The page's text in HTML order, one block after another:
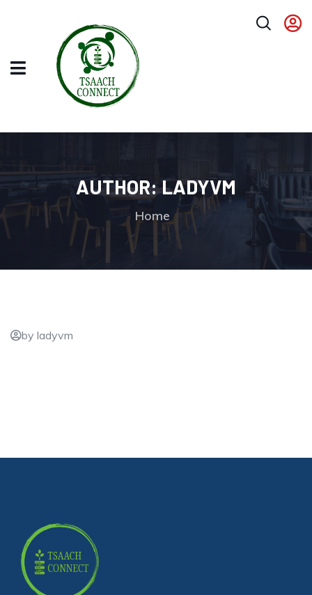
AUTHOR:LADYVM
Home
by ladyvm